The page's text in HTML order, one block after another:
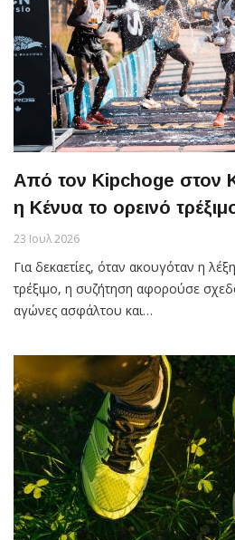
Από τον Kipchoge στον
η Κένυα το ορεινό
23 Ιουλ 2026
Για δεκαετίες, όταν ακουγόταν η
τρέξιμο, η συζήτηση αφορούσε
αγώνες ασφάλτου και…